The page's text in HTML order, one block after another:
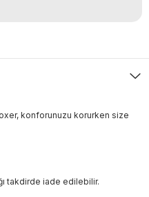
konforunuzu korurken size
takdirde iade edilebilir.